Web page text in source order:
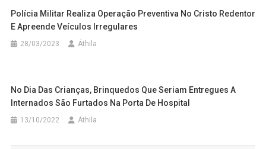
Polícia Militar Realiza Operação Preventiva No Cristo Redentor
E Apreende Veículos Irregulares
28/03/2023 Áthila
No Dia Das Crianças, Brinquedos Que Seriam Entregues A
Internados São Furtados Na Porta De Hospital
13/10/2022 Áthila